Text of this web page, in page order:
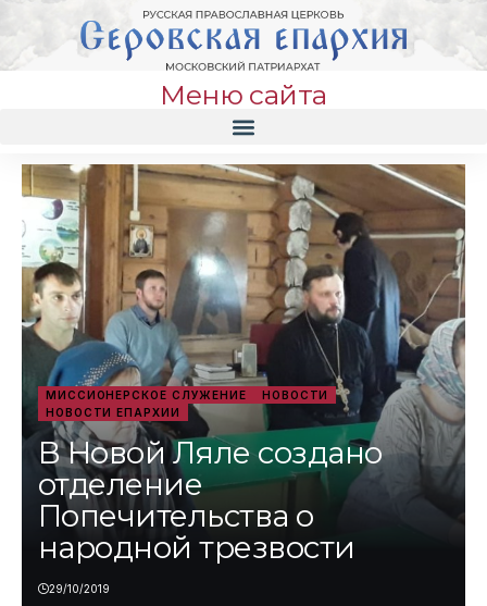
Меню сайта
МИССИОНЕРСКОЕ СЛУЖЕНИЕ
НОВОСТИ
НОВОСТИ ЕПАРХИИ
В Новой Ляле создано
отделение
Попечительства о
народной трезвости
29/10/2019